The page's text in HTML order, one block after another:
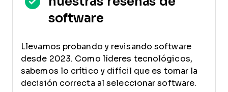
software
Llevamos probando y revisando software
desde 2023. Como líderes tecnológicos,
sabemos lo crítico y difícil que es tomar la
decisión correcta al seleccionar software.